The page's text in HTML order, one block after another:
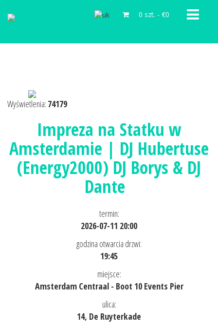
0 szt. - €0
Wyświetlenia: 74179
Impreza na Statku w
Amsterdamie | DJ Hubertuse
(Energy2000) DJ Borys & DJ
Dante
termin:
2026-07-11 20:00
godzina otwarcia drzwi:
19:45
miejsce:
Amsterdam Centraal - Boot 10 Events Pier
ulica:
14, De Ruyterkade